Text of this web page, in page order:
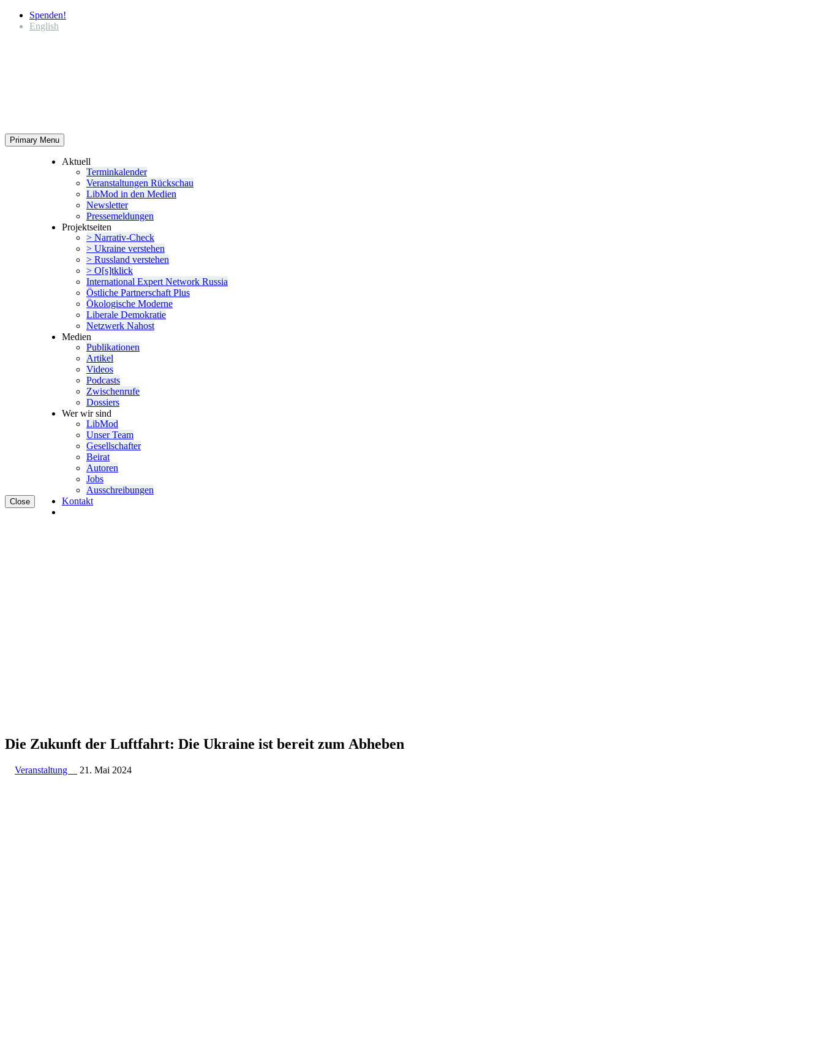
Spenden!
English
Primary Menu
Close
Aktuell
Termin­ka­lender
Veran­stal­tungen Rückschau
LibMod in den Medien
Newsletter
Presse­mel­dungen
Projekt­seiten
> Narrativ-Check
> Ukraine verstehen
> Russland verstehen
> O[s]tklick
Inter­na­tional Expert Network Russia
Östliche Partner­schaft Plus
Ökolo­gische Moderne
Liberale Demokratie
Netzwerk Nahost
Medien
Publi­ka­tionen
Artikel
Videos
Podcasts
Zwischenrufe
Dossiers
Wer wir sind
LibMod
Unser Team
Gesell­schafter
Beirat
Autoren
Jobs
Ausschrei­bungen
Kontakt
Die Zukunft der Luftfahrt: Die Ukraine ist bereit zum Abheben
Veranstaltung 21. Mai 2024